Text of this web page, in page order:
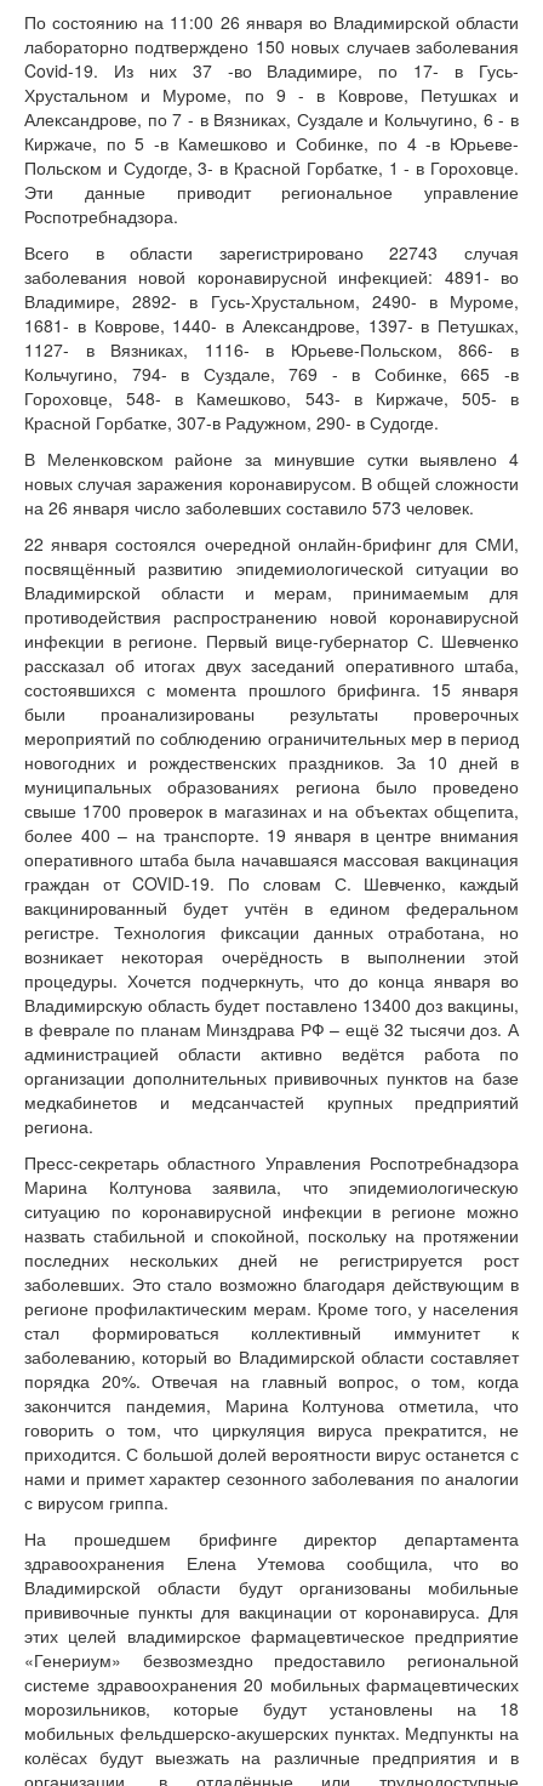
По состоянию на 11:00 26 января во Владимирской области
лабораторно подтверждено 150 новых случаев заболевания
Covid-19. Из них 37 -во Владимире, по 17- в Гусь-
Хрустальном и Муроме, по 9 - в Коврове, Петушках и
Александрове, по 7 - в Вязниках, Суздале и Кольчугино, 6 - в
Киржаче, по 5 -в Камешково и Собинке, по 4 -в Юрьеве-
Польском и Судогде, 3- в Красной Горбатке, 1 - в Гороховце.
Эти данные приводит региональное управление
Роспотребнадзора.
Всего в области зарегистрировано 22743 случая
заболевания новой коронавирусной инфекцией: 4891- во
Владимире, 2892- в Гусь-Хрустальном, 2490- в Муроме,
1681- в Коврове, 1440- в Александрове, 1397- в Петушках,
1127- в Вязниках, 1116- в Юрьеве-Польском, 866- в
Кольчугино, 794- в Суздале, 769 - в Собинке, 665 -в
Гороховце, 548- в Камешково, 543- в Киржаче, 505- в
Красной Горбатке, 307-в Радужном, 290- в Судогде.
В Меленковском районе за минувшие сутки выявлено 4
новых случая заражения коронавирусом. В общей сложности
на 26 января число заболевших составило 573 человек.
22 января состоялся очередной онлайн-брифинг для СМИ,
посвящённый развитию эпидемиологической ситуации во
Владимирской области и мерам, принимаемым для
противодействия распространению новой коронавирусной
инфекции в регионе. Первый вице-губернатор С. Шевченко
рассказал об итогах двух заседаний оперативного штаба,
состоявшихся с момента прошлого брифинга. 15 января
были проанализированы результаты проверочных
мероприятий по соблюдению ограничительных мер в период
новогодних и рождественских праздников. За 10 дней в
муниципальных образованиях региона было проведено
свыше 1700 проверок в магазинах и на объектах общепита,
более 400 – на транспорте. 19 января в центре внимания
оперативного штаба была начавшаяся массовая вакцинация
граждан от COVID-19. По словам С. Шевченко, каждый
вакцинированный будет учтён в едином федеральном
регистре. Технология фиксации данных отработана, но
возникает некоторая очерёдность в выполнении этой
процедуры. Хочется подчеркнуть, что до конца января во
Владимирскую область будет поставлено 13400 доз вакцины,
в феврале по планам Минздрава РФ – ещё 32 тысячи доз. А
администрацией области активно ведётся работа по
организации дополнительных прививочных пунктов на базе
медкабинетов и медсанчастей крупных предприятий
региона.
Пресс-секретарь областного Управления Роспотребнадзора
Марина Колтунова заявила, что эпидемиологическую
ситуацию по коронавирусной инфекции в регионе можно
назвать стабильной и спокойной, поскольку на протяжении
последних нескольких дней не регистрируется рост
заболевших. Это стало возможно благодаря действующим в
регионе профилактическим мерам. Кроме того, у населения
стал формироваться коллективный иммунитет к
заболеванию, который во Владимирской области составляет
порядка 20%. Отвечая на главный вопрос, о том, когда
закончится пандемия, Марина Колтунова отметила, что
говорить о том, что циркуляция вируса прекратится, не
приходится. С большой долей вероятности вирус останется с
нами и примет характер сезонного заболевания по аналогии
с вирусом гриппа.
На прошедшем брифинге директор департамента
здравоохранения Елена Утемова сообщила, что во
Владимирской области будут организованы мобильные
прививочные пункты для вакцинации от коронавируса. Для
этих целей владимирское фармацевтическое предприятие
«Генериум» безвозмездно предоставило региональной
системе здравоохранения 20 мобильных фармацевтических
морозильников, которые будут установлены на 18
мобильных фельдшерско-акушерских пунктах. Медпункты на
колёсах будут выезжать на различные предприятия и в
организации, в отдалённые или труднодоступные